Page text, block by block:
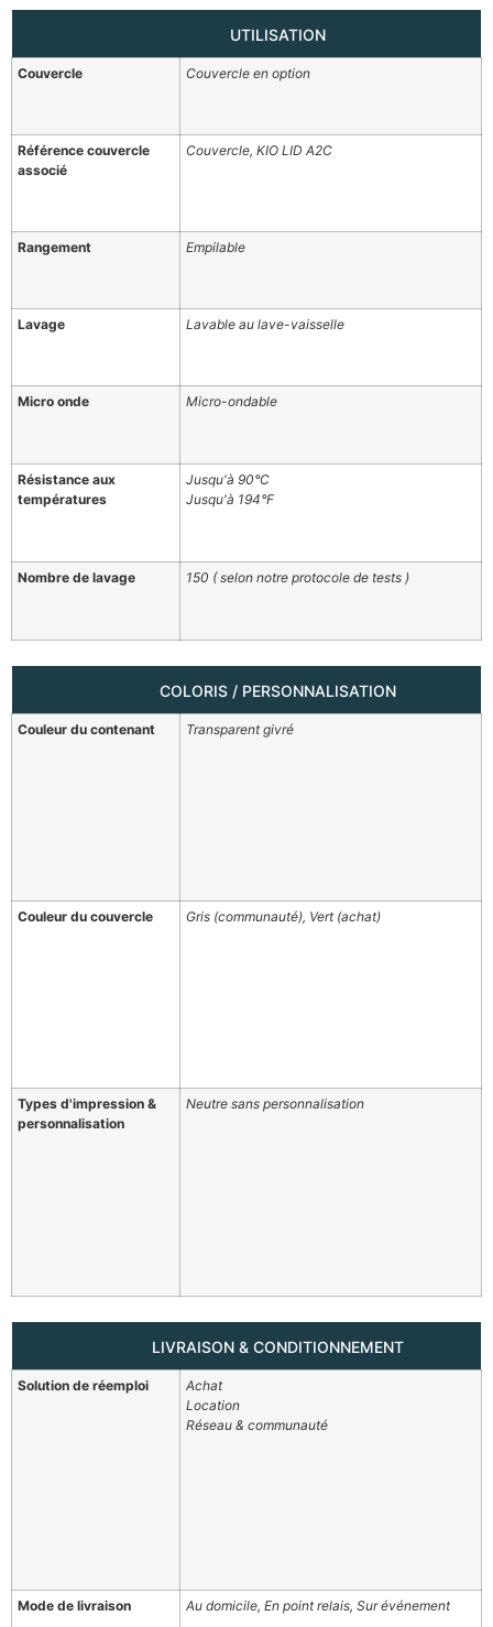
UTILISATION
Couvercle Couvercle en option
Référence couvercle
associé
Couvercle, KIO LID A2C
Rangement Empilable
Lavage Lavable au lave-vaisselle
Micro onde Micro-ondable
Résistance aux
températures
Jusqu'à 90°C
Jusqu'à 194°F
Nombre de lavage 150 ( selon notre protocole de tests )
COLORIS / PERSONNALISATION
Couleur du contenant Transparent givré
Couleur du couvercle Gris (communauté), Vert (achat)
Types d'impression &
personnalisation
Neutre sans personnalisation
LIVRAISON & CONDITIONNEMENT
Solution de réemploi
Achat
Location
Réseau & communauté
Mode de livraison Au domicile, En point relais, Sur événement